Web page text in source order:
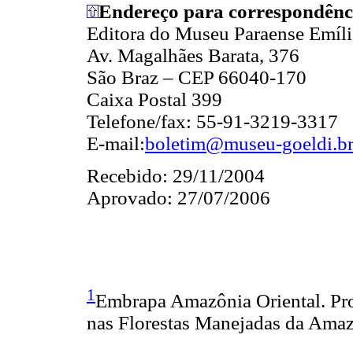
Endereço para
Editora do Museu Paraense
Av. Magalhães Barata, 376
São Braz – CEP 66040-170
Caixa Postal 399
Telefone/fax: 55-91-3219-3317
E-mail:boletim@museu-goeldi.br
Recebido: 29/11/2004
Aprovado: 27/07/2006
1Embrapa Amazônia Oriental.
nas Florestas Manejadas da